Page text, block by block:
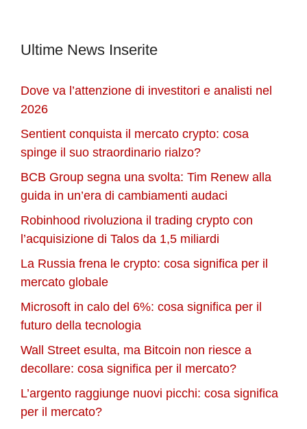
Ultime News Inserite
Dove va l’attenzione di investitori e analisti nel
2026
Sentient conquista il mercato crypto: cosa
spinge il suo straordinario rialzo?
BCB Group segna una svolta: Tim Renew alla
guida in un’era di cambiamenti audaci
Robinhood rivoluziona il trading crypto con
l’acquisizione di Talos da 1,5 miliardi
La Russia frena le crypto: cosa significa per il
mercato globale
Microsoft in calo del 6%: cosa significa per il
futuro della tecnologia
Wall Street esulta, ma Bitcoin non riesce a
decollare: cosa significa per il mercato?
L’argento raggiunge nuovi picchi: cosa significa
per il mercato?